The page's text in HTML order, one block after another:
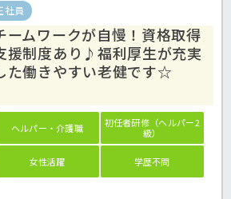
社員
ームワークが自慢！資格取得
援制度あり♪福利厚生が充実
た働きやすい老健です☆
ヘルパー・介護職
初任者研修（ヘルパー2
級）
女性活躍 学歴不問